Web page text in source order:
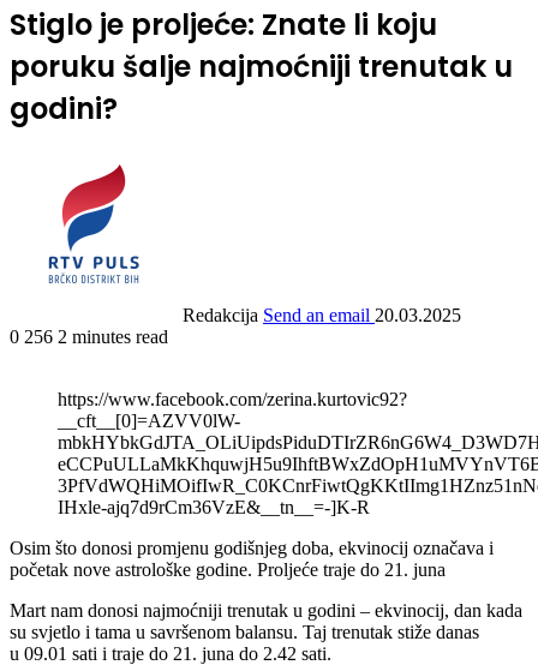
Stiglo je proljeće: Znate li koju
poruku šalje najmoćniji trenutak u
godini?
Redakcija Send an email 20.03.2025
0 256 2 minutes read
https://www.facebook.com/zerina.kurtovic92?
__cft__[0]=AZVV0lW-
IHxle-ajq7d9rCm36VzE&__tn__=-]K-R
Osim što donosi promjenu godišnjeg doba, ekvinocij označava i
početak nove astrološke godine. Proljeće traje do 21. juna
Mart nam donosi najmoćniji trenutak u godini – ekvinocij, dan kada
su svjetlo i tama u savršenom balansu. Taj trenutak stiže danas
u 09.01 sati i traje do 21. juna do 2.42 sati.